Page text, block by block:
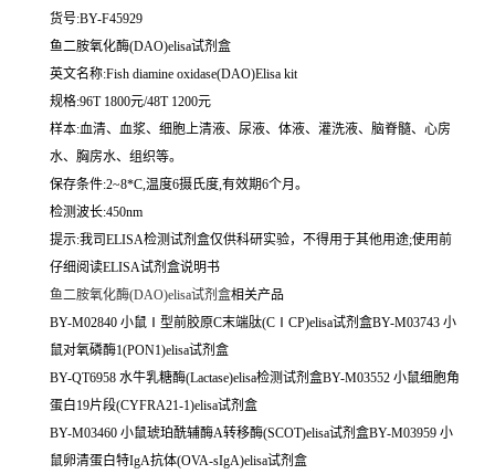
货号:BY-F45929
鱼二胺氧化酶(DAO)elisa试剂盒
英文名称:Fish diamine oxidase(DAO)Elisa kit
规格:96T 1800元/48T 1200元
样本:血清、血浆、细胞上清液、尿液、体液、灌洗液、脑脊髓、心房
水、胸房水、组织等。
保存条件:2~8*C,温度6摄氏度,有效期6个月。
检测波长:450nm
提示:我司ELISA检测试剂盒仅供科研实验，不得用于其他用途;使用前
仔细阅读ELISA试剂盒说明书
鱼二胺氧化酶(DAO)elisa试剂盒相关产品
BY-M02840 小鼠Ⅰ型前胶原C末端肽(CⅠCP)elisa试剂盒BY-M03743 小
鼠对氧磷酶1(PON1)elisa试剂盒
BY-QT6958 水牛乳糖酶(Lactase)elisa检测试剂盒BY-M03552 小鼠细胞角
蛋白19片段(CYFRA21-1)elisa试剂盒
BY-M03460 小鼠琥珀酰辅酶A转移酶(SCOT)elisa试剂盒BY-M03959 小
鼠卵清蛋白特IgA抗体(OVA-sIgA)elisa试剂盒